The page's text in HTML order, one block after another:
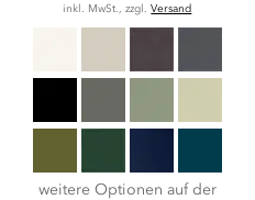
inkl. MwSt., zzgl.Versand
weitere Optionen auf der